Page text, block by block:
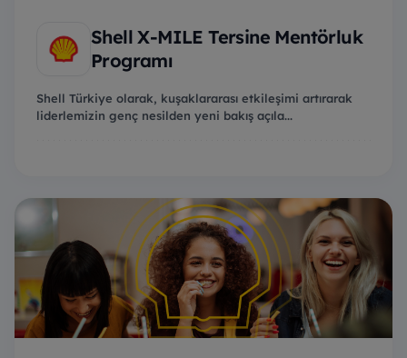
Shell X-MILE Tersine Mentörluk
Programı
Shell Türkiye olarak, kuşaklararası etkileşimi artırarak
liderlemizin genç nesilden yeni bakış açıla...